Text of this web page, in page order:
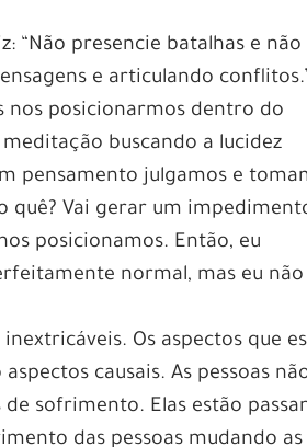
“Não presencie batalhas e não
e articulando
nos posicionarmos dentro do
buscando a lucidez
pensamento julgamos e
quê? Vai gerar um
posicionamos. Então, eu
normal, mas eu não
Os aspectos que
causais. As pessoas
sofrimento. Elas estão
das pessoas mudando as